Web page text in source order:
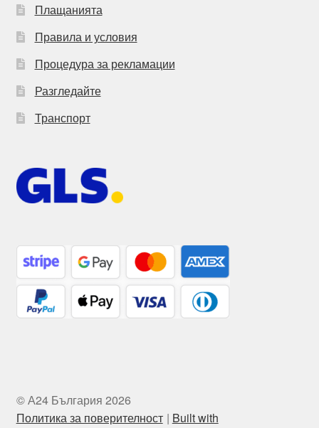
Плащанията
Правила и условия
Процедура за рекламации
Разгледайте
Транспорт
© А24 България 2026
Политика за поверителност
Built with